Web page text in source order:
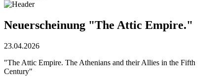
Neuerscheinung "The Attic Empire."
23.04.2026
"The Attic Empire. The Athenians and their Allies in the Fifth
Century"